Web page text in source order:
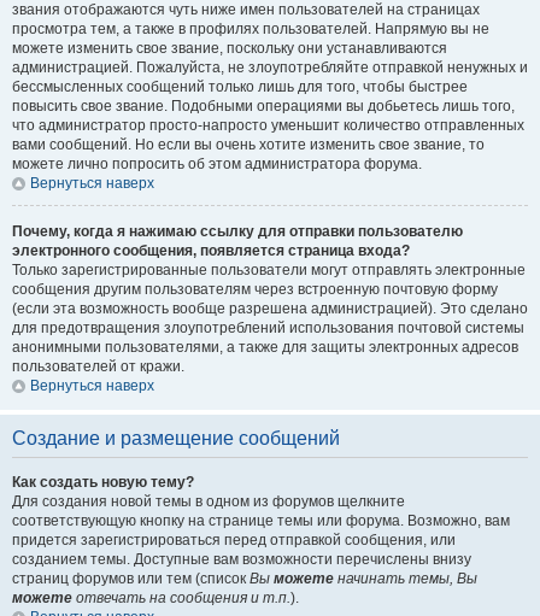
звания отображаются чуть ниже имен пользователей на страницах
просмотра тем, а также в профилях пользователей. Напрямую вы не
можете изменить свое звание, поскольку они устанавливаются
администрацией. Пожалуйста, не злоупотребляйте отправкой ненужных и
бессмысленных сообщений только лишь для того, чтобы быстрее
повысить свое звание. Подобными операциями вы добьетесь лишь того,
что администратор просто-напросто уменьшит количество отправленных
вами сообщений. Но если вы очень хотите изменить свое звание, то
можете лично попросить об этом администратора форума.
Вернуться наверх
Почему, когда я нажимаю ссылку для отправки пользователю
электронного сообщения, появляется страница входа?
Только зарегистрированные пользователи могут отправлять электронные
сообщения другим пользователям через встроенную почтовую форму
(если эта возможность вообще разрешена администрацией). Это сделано
для предотвращения злоупотреблений использования почтовой системы
анонимными пользователями, а также для защиты электронных адресов
пользователей от кражи.
Вернуться наверх
Создание и размещение сообщений
Как создать новую тему?
Для создания новой темы в одном из форумов щелкните
соответствующую кнопку на странице темы или форума. Возможно, вам
придется зарегистрироваться перед отправкой сообщения, или
созданием темы. Доступные вам возможности перечислены внизу
страниц форумов или тем (список Вы можете начинать темы, Вы
можете отвечать на сообщения и т.п.).